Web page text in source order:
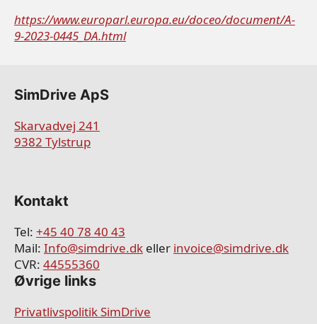
https://www.europarl.europa.eu/doceo/document/A-
9-2023-0445_DA.html
SimDrive ApS
Skarvadvej 241
9382 Tylstrup
Kontakt
Tel: +45 40 78 40 43
Mail: Info@simdrive.dk eller invoice@simdrive.dk
CVR: ​ 44555360
Øvrige links
Privatlivspolitik SimDrive